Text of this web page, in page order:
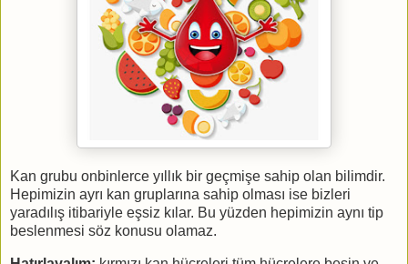
Kan grubu onbinlerce yıllık bir geçmişe sahip olan bilimdir.
Hepimizin ayrı kan gruplarına sahip olması ise bizleri
yaradılış itibariyle eşsiz kılar. Bu yüzden hepimizin aynı tip
beslenmesi söz konusu olamaz.